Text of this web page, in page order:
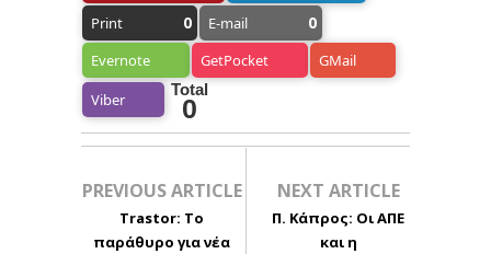
Print 0 E-mail 0
Evernote GetPocket GMail
Viber
Total
0
PREVIOUS ARTICLE
Trastor: To
παράθυρο για νέα
NEXT ARTICLE
Π. Κάπρος: Οι ΑΠΕ
και η